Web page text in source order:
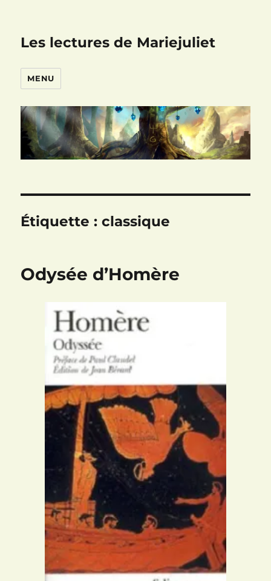
Les lectures de Mariejuliet
MENU
Étiquette :classique
Odysée d’Homère